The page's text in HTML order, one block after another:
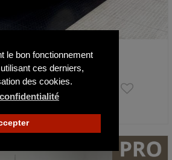
le bon fonctionnement
ces derniers,
des cookies.